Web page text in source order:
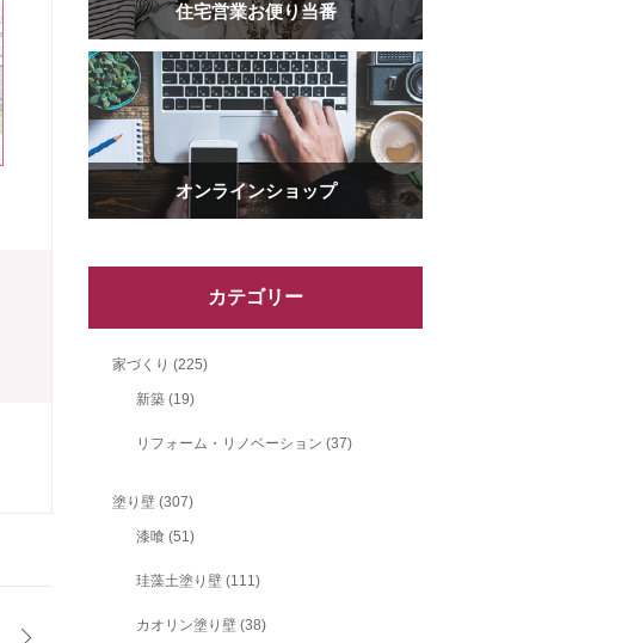
住宅営業お便り当番
オンラインショップ
カテゴリー
家づくり (225)
新築 (19)
リフォーム・リノベーション (37)
塗り壁 (307)
漆喰 (51)
珪藻土塗り壁 (111)
カオリン塗り壁 (38)